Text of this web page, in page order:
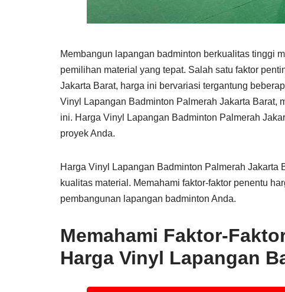
Membangun lapangan badminton berkualitas tinggi
pemilihan material yang tepat. Salah satu faktor
Jakarta Barat, harga ini bervariasi tergantung
Vinyl Lapangan Badminton Palmerah Jakarta Barat,
ini. Harga Vinyl Lapangan Badminton Palmerah
proyek Anda.
Harga Vinyl Lapangan Badminton Palmerah Jakarta
kualitas material. Memahami faktor-faktor penentu
pembangunan lapangan badminton Anda.
Memahami Faktor-
Harga Vinyl Lapangan